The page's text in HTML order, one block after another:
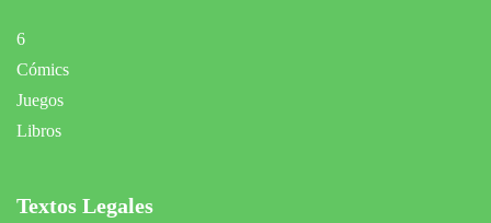
6
Cómics
Juegos
Libros
Textos Legales